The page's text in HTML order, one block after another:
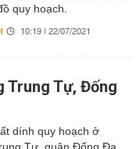
quy hoạch.
10:19 | 22/07/2021
Trung Tự, Đống
dính quy hoạch ở